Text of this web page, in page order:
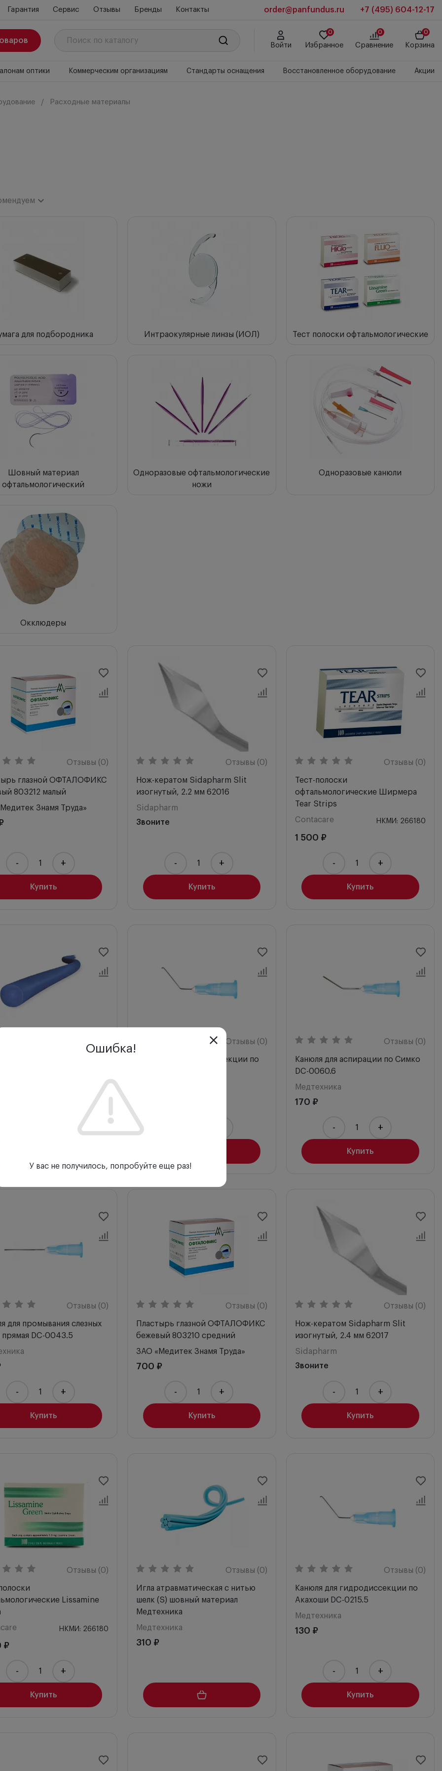
Гарантия Сервис Отзывы Бренды Контакты order@panfundus.ru +7 (495) 604-12-17
Войти
0
Избранное
0
Сравнение
0
Корзина
оптики Коммерческим организациям Стандарты оснащения Восстановленное оборудование Акции
Расходные материалы
возрастанию
убыванию
для подбородника Интраокулярные линзы (ИОЛ) Тест полоски офтальмологические
Шовный материал
офтальмологический
Одноразовые офтальмологические
ножи
Одноразовые канюли
Окклюдеры
Отзывы (0)
глазной ОФТАЛОФИКС
803212 малый
Знамя Труда»
Купить
- +
Отзывы (0)
Нож-кератом Sidapharm Slit
изогнутый, 2.2 мм 62016
Sidapharm
Звоните
Купить
- +
Отзывы (0)
Тест-полоски
офтальмологические Ширмера
Tear Strips
Contacare
НКМИ: 266180
1 500 ₽
Купить
- +
с нитью
(N) шовный материал
Отзывы (0)
Канюля для гидродиссекции по
Отзывы (0)
Канюля для аспирации по Симко
DC-0060.6
Медтехника
170 ₽
Купить
- +
Отзывы (0)
для промывания слезных
прямая DC-0043.5
Купить
- +
Отзывы (0)
Пластырь глазной ОФТАЛОФИКС
бежевый 803210 средний
ЗАО «Медитек Знамя Труда»
700 ₽
Купить
- +
Отзывы (0)
Нож-кератом Sidapharm Slit
изогнутый, 2.4 мм 62017
Sidapharm
Звоните
Купить
- +
Отзывы (0)
Lissamine
НКМИ: 266180
₽
Купить
- +
Отзывы (0)
Игла атравматическая с нитью
шелк (S) шовный материал
Медтехника
Медтехника
310 ₽
Отзывы (0)
Канюля для гидродиссекции по
Акахоши DC-0215.5
Медтехника
130 ₽
Купить
- +
Ошибка!
У вас не получилось, попробуйте еще раз!